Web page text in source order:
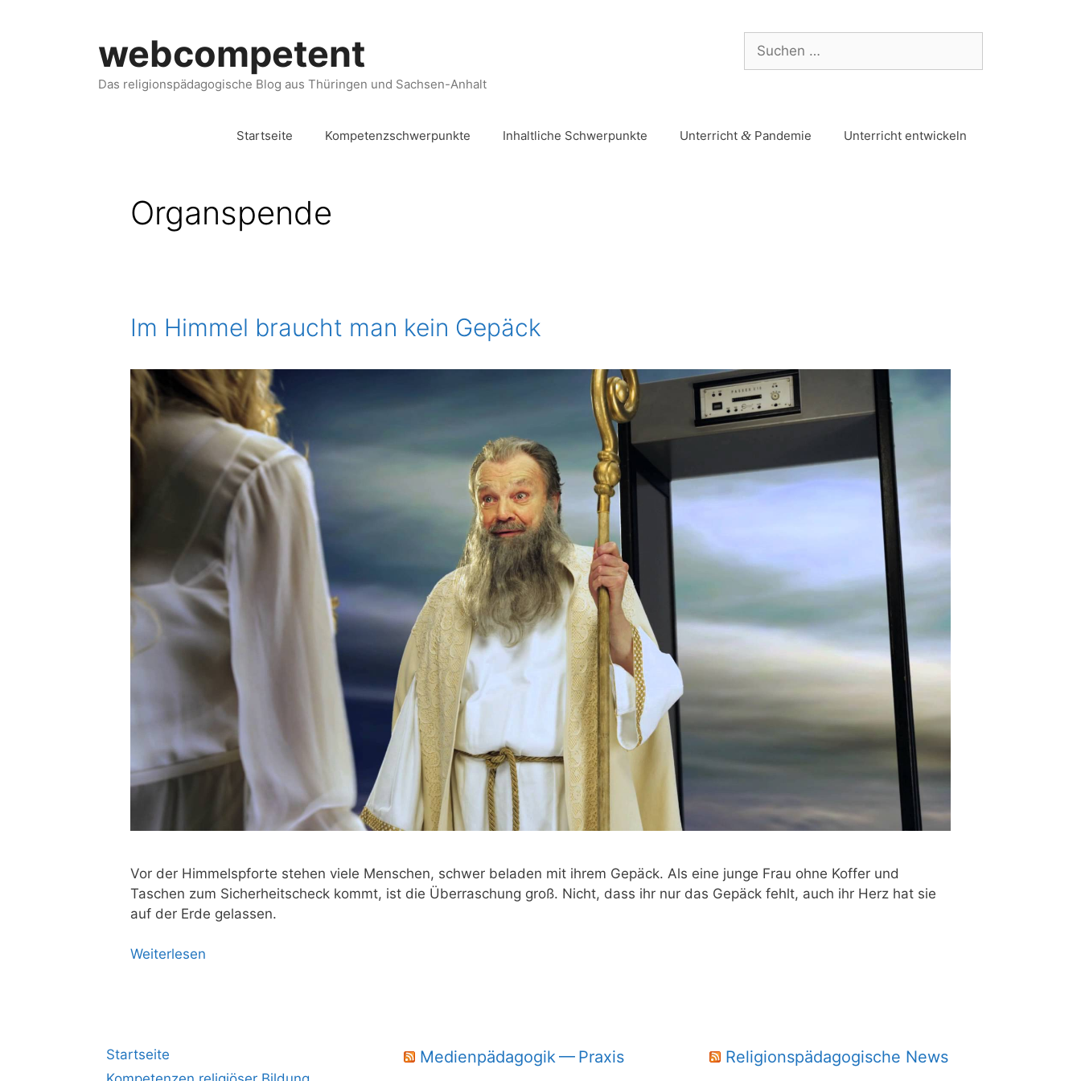
webcompetent
Das religionspädagogische Blog aus Thüringen und Sachsen-Anhalt
Startseite Kompetenzschwerpunkte Inhaltliche Schwerpunkte Unterricht & Pandemie Unterricht entwickeln
Organspende
Im Himmel braucht man kein Gepäck
Vor der Him­mels­pfor­te ste­hen vie­le Men­schen, schwer bela­den mit ihrem Gepäck. Als eine jun­ge Frau ohne Kof­fer und
Taschen zum Sicher­heits­check kommt, ist die Über­ra­schung groß. Nicht, dass ihr nur das Gepäck fehlt, auch ihr Herz hat sie
auf der Erde gelassen.
Wei­ter­le­sen
Startseite
Medienpädagogik — Praxis Religionspädagogische News